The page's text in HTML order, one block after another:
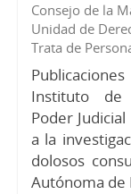
Consejo de la
Unidad de
Trata de
Instituto de
Poder
a la
dolosos
Autónoma de